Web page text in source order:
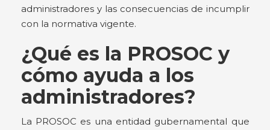
administradores y las consecuencias de incumplir
con la normativa vigente.
¿Qué es la PROSOC y
cómo ayuda a los
administradores?
La PROSOC es una entidad gubernamental que